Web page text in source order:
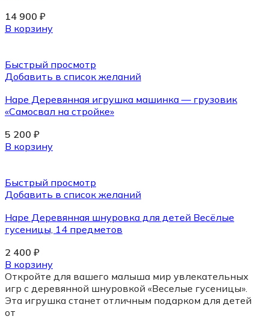
14 900 ₽
В корзину
Быстрый просмотр
Добавить в список желаний
Hape Деревянная игрушка машинка — грузовик
«Самосвал на стройке»
5 200 ₽
В корзину
Быстрый просмотр
Добавить в список желаний
Hape Деревянная шнуровка для детей Весёлые
гусеницы, 14 предметов
2 400 ₽
В корзину
Откройте для вашего малыша мир увлекательных
игр с деревянной шнуровкой «Веселые гусеницы».
Эта игрушка станет отличным подарком для детей
от